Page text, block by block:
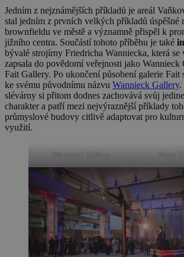
Jedním z nejznámějších příkladů je areál
stal jedním z prvních velkých příkladů úspěšné
brownfieldu ve městě a významně přispěl k
jižního centra. Součástí tohoto příběhu je také
bývalé strojírny Friedricha Wanniecka, která se
zapsala do povědomí veřejnosti jako Wannieck
Fait Gallery. Po ukončení působení galerie Fait
ke svému původnímu názvu Wannieck Gallery.
slévárny si přitom dodnes zachovává svůj
charakter a patří mezi nejvýraznější příklady
průmyslové budovy citlivě adaptovat pro
využití.
Wannieck Gallery Nová